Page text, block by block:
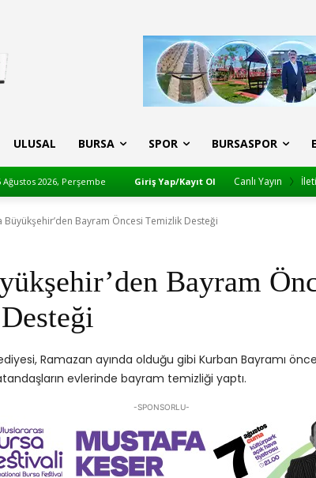
ULUSAL BURSA SPOR BURSASPOR
Ağustos 2026, Perşembe Giriş Yap/Kayıt Ol Canlı Yayın
Büyükşehir’den Bayram Öncesi Temizlik Desteği
Bayram
Ramazan ayında olduğu gibi Kurban Bayramı
evlerinde bayram temizliği yaptı.
-SPONSORLU-